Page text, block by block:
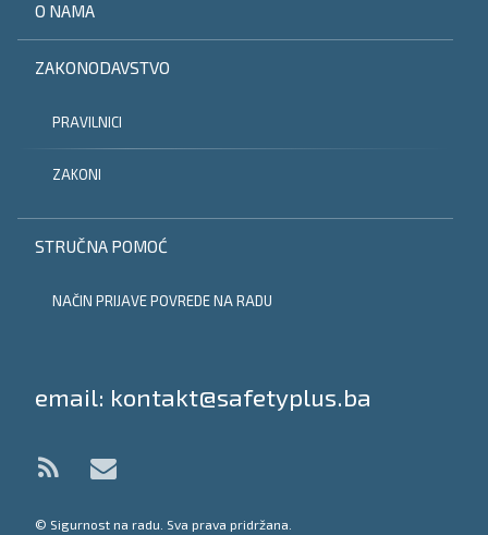
O NAMA
ZAKONODAVSTVO
PRAVILNICI
ZAKONI
STRUČNA POMOĆ
NAČIN PRIJAVE POVREDE NA RADU
Tel:
email: kontakt@safetyplus.ba
RSS E-mail
© Sigurnost na radu. Sva prava pridržana.